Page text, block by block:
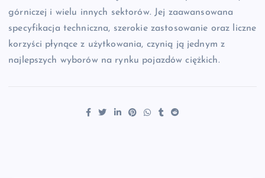
górniczej i wielu innych sektorów. Jej zaawansowana
specyfikacja techniczna, szerokie zastosowanie oraz liczne
korzyści płynące z użytkowania, czynią ją jednym z
najlepszych wyborów na rynku pojazdów ciężkich.